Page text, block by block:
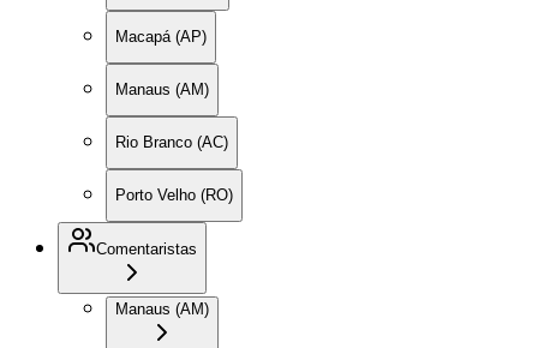
Macapá (AP)
Manaus (AM)
Rio Branco (AC)
Porto Velho (RO)
Comentaristas
Manaus (AM)